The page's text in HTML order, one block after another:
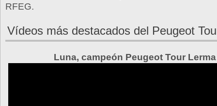
RFEG.
Vídeos más destacados del Peugeot
Luna, campeón Peugeot Tour Lerma